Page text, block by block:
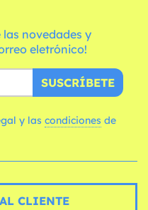
las novedades y
eletrónico!
SUSCRÍBETE
y las condiciones
CLIENTE